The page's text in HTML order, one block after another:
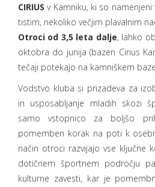
CIRIUS v Kamniku, ki so
tistim, nekoliko večjim plavalnim
Otroci od 3,5 leta dalje, lahko
oktobra do junija (bazen Cirius
tečaji potekajo na kamniškem
Vodstvo kluba si prizadeva za
in usposabljanje mladih skozi
samo vstopnico za boljšo
pomemben korak na poti k
način otroci razvijajo vse ključne
dotičnem športnem področju
kulturne zavesti, kar je